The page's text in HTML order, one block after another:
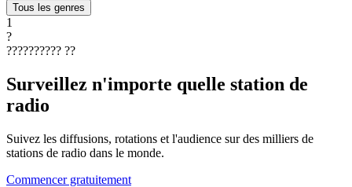
Tous les genres
1
?
?????????? ??
Surveillez n'importe quelle station de
radio
Suivez les diffusions, rotations et l'audience sur des milliers de
stations de radio dans le monde.
Commencer gratuitement